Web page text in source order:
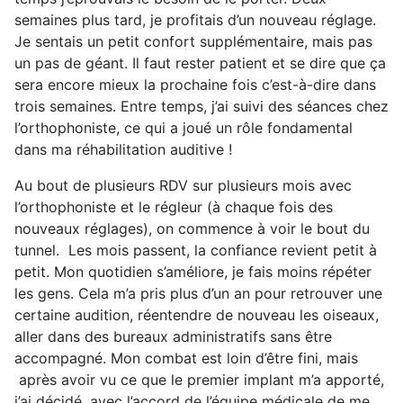
semaines plus tard, je profitais d’un nouveau réglage.
Je sentais un petit confort supplémentaire, mais pas
un pas de géant. Il faut rester patient et se dire que ça
sera encore mieux la prochaine fois c’est-à-dire dans
trois semaines. Entre temps, j’ai suivi des séances chez
l’orthophoniste, ce qui a joué un rôle fondamental
dans ma réhabilitation auditive !
Au bout de plusieurs RDV sur plusieurs mois avec
l’orthophoniste et le régleur (à chaque fois des
nouveaux réglages), on commence à voir le bout du
tunnel. Les mois passent, la confiance revient petit à
petit. Mon quotidien s’améliore, je fais moins répéter
les gens. Cela m’a pris plus d’un an pour retrouver une
certaine audition, réentendre de nouveau les oiseaux,
aller dans des bureaux administratifs sans être
accompagné. Mon combat est loin d’être fini, mais
après avoir vu ce que le premier implant m’a apporté,